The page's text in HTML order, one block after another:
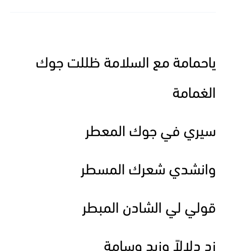
ياحمامة مع السلامة ظللت جوك
الغمامة
سيري في جوك المعطر
وانشدي شعرك المسطر
قولي لي الشادن المبطر
زد دلالاً وزيد وسامة